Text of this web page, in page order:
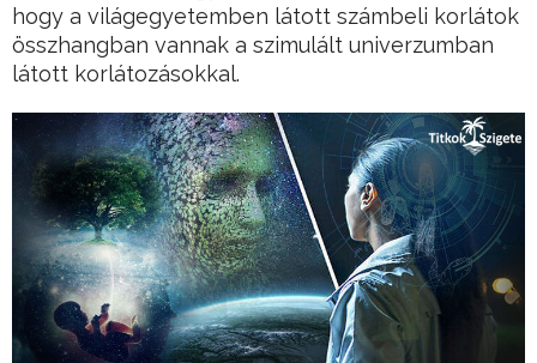
hogy a világegyetemben látott számbeli korlátok
összhangban vannak a szimulált univerzumban
látott korlátozásokkal.